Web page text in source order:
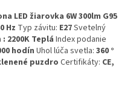
LED žiarovka 6W 300lm G95
Hz Typ závitu: E27Svetelný
: 2200K Teplá Index podanie
hodín Uhol lúča svetla: 360 °
puzdro Certifikáty: CE,